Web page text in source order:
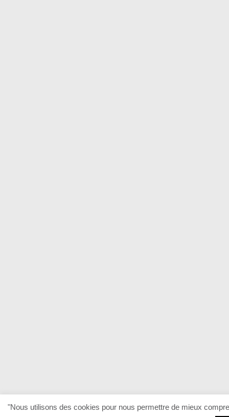
"Nous utilisons des cookies pour nous permettre de mieux